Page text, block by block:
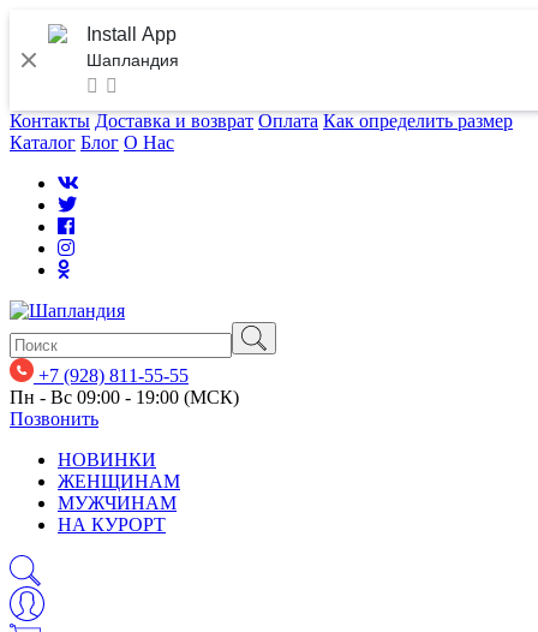
Install App
Шапландия
Контакты Доставка и возврат Оплата Как определить размер
Каталог Блог О Нас
+7 (928) 811-55-55
Пн - Вс 09:00 - 19:00 (МСК)
Позвонить
НОВИНКИ
ЖЕНЩИНАМ
МУЖЧИНАМ
НА КУРОРТ